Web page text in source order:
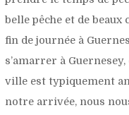
belle pêche et de
fin de journée à
s’amarrer à
ville est typiquement
notre arrivée, nous